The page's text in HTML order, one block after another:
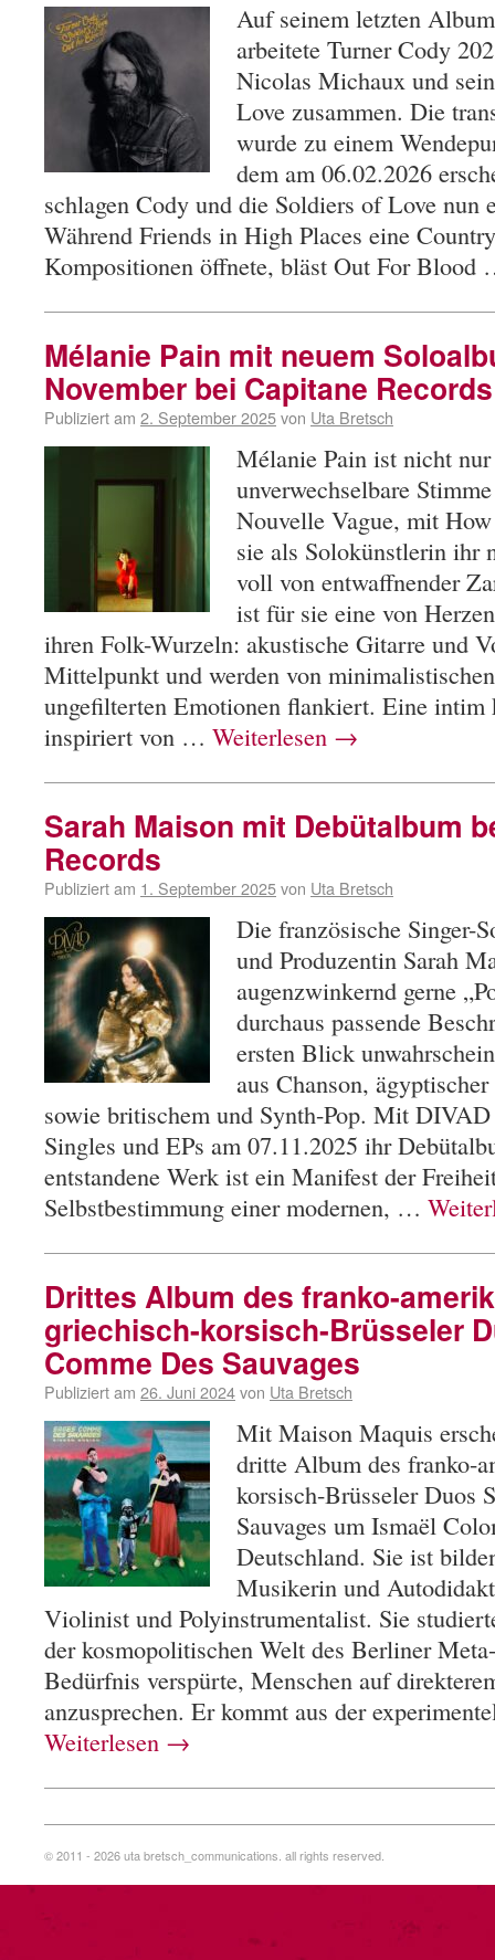
Auf seinem letzten
arbeitete Turner Cody
Nicolas Michaux und
Love zusammen. Die
wurde zu einem
dem am 06.02.2026
schlagen Cody und die Soldiers of Love nun
Während Friends in High Places eine
Kompositionen öffnete, bläst Out For
Mélanie Pain mit neuem
November bei Capitane Records
Publiziert am 2. September 2025von Uta Bretsch
Mélanie Pain ist nicht
unverwechselbare
Nouvelle Vague, mit
sie als Solokünstlerin ihr
voll von entwaffnender
ist für sie eine von
ihren Folk-Wurzeln: akustische Gitarre und
Mittelpunkt und werden von
ungefilterten Emotionen flankiert. Eine
inspiriert von … Weiterlesen →
Sarah Maison mit Debütalbum
Records
Publiziert am 1. September 2025von Uta Bretsch
Die französische Singer-
und Produzentin Sarah
augenzwinkernd gerne
durchaus passende
ersten Blick
aus Chanson,
sowie britischem und Synth-Pop. Mit
Singles und EPs am 07.11.2025 ihr
entstandene Werk ist ein Manifest der
Selbstbestimmung einer modernen, …
Drittes Album des franko-
griechisch-korsisch-Brüsseler
Comme Des Sauvages
Publiziert am 26. Juni 2024von Uta Bretsch
Mit Maison Maquis
dritte Album des franko-
korsisch-Brüsseler Duos
Sauvages um Ismaël
Deutschland. Sie ist
Musikerin und
Violinist und Polyinstrumentalist. Sie
der kosmopolitischen Welt des Berliner
Bedürfnis verspürte, Menschen auf
anzusprechen. Er kommt aus der
Weiterlesen →
© 2011 - 2026 uta bretsch_communications. all rights reserved.